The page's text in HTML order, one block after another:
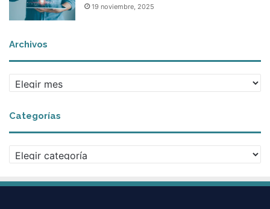
19 noviembre, 2025
Archivos
r
h
i
v
Categorías
a
e